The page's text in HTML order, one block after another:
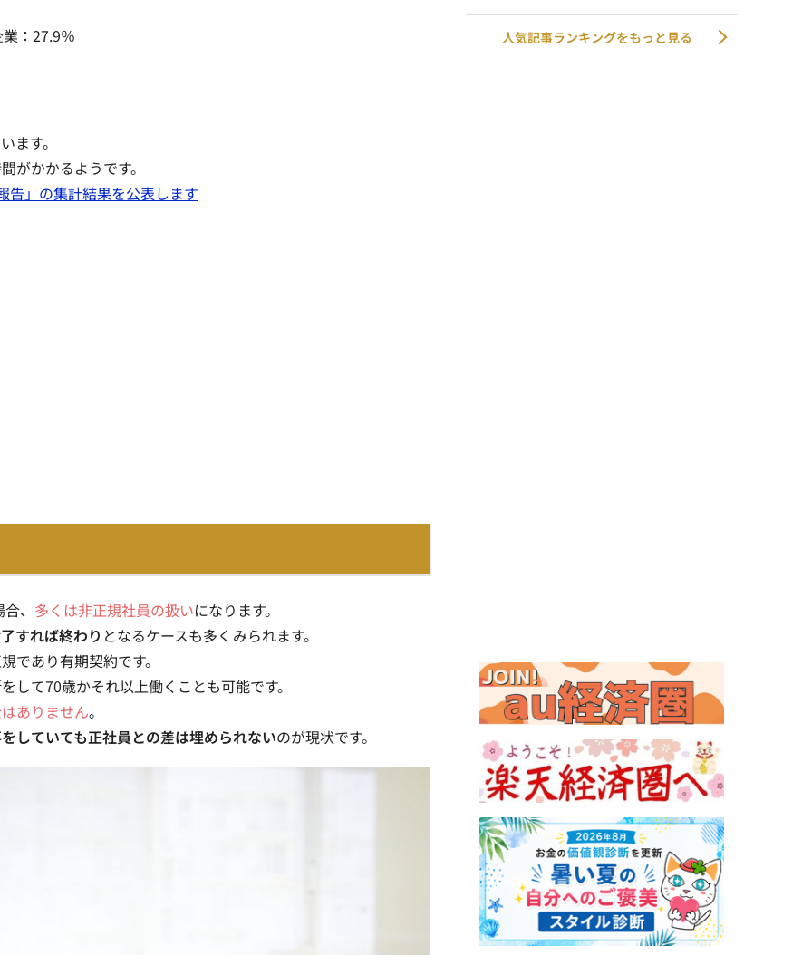
：27.9％
ます。
がかかるようです。
」の集計結果を公表します
、 多くは非正規社員の扱いになります。
すれば終わり となるケースも多くみられます。
であり有期契約です。
して70歳かそれ以上働くことも可能です。
ありません。
していても正社員との差は埋められないのが現状です。
人気記事ランキングをもっと見る